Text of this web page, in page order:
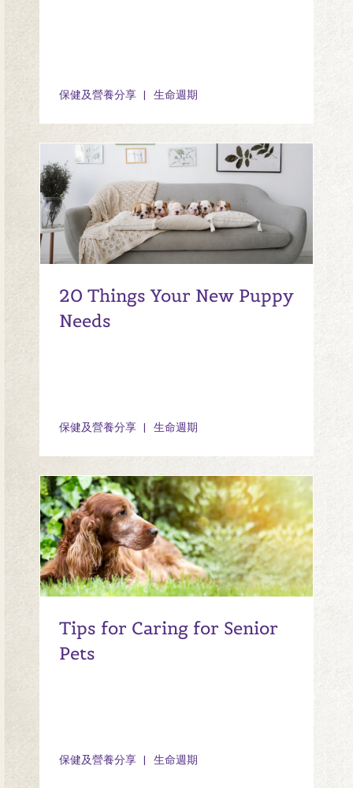
保健及營養分享 生命週期
20 Things Your New Puppy
Needs
保健及營養分享 生命週期
Tips for Caring for Senior
Pets
保健及營養分享 生命週期